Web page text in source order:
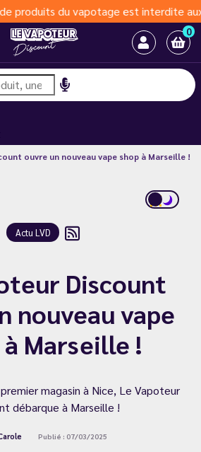
du vapotage est interdite aux
0
ouvre un nouveau vape shop à Marseille !
Actu LVD
Discount
nouveau vape
Marseille !
magasin à Nice, Le Vapoteur
débarque à Marseille !
Publié : 07/03/2025